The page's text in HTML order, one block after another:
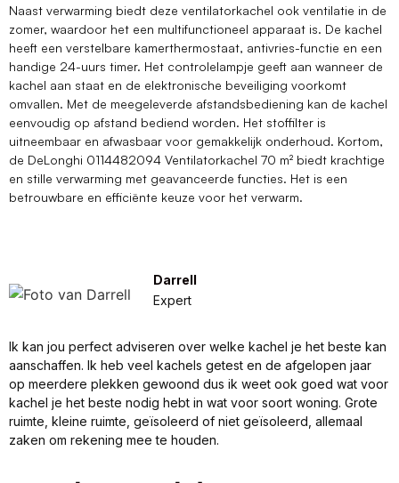
Naast verwarming biedt deze ventilatorkachel ook ventilatie in de
zomer, waardoor het een multifunctioneel apparaat is. De kachel
heeft een verstelbare kamerthermostaat, antivries-functie en een
handige 24-uurs timer. Het controlelampje geeft aan wanneer de
kachel aan staat en de elektronische beveiliging voorkomt
omvallen. Met de meegeleverde afstandsbediening kan de kachel
eenvoudig op afstand bediend worden. Het stoffilter is
uitneembaar en afwasbaar voor gemakkelijk onderhoud. Kortom,
de DeLonghi 0114482094 Ventilatorkachel 70 m² biedt krachtige
en stille verwarming met geavanceerde functies. Het is een
betrouwbare en efficiënte keuze voor het verwarm.
Darrell
Expert
Ik kan jou perfect adviseren over welke kachel je het beste kan
aanschaffen. Ik heb veel kachels getest en de afgelopen jaar
op meerdere plekken gewoond dus ik weet ook goed wat voor
kachel je het beste nodig hebt in wat voor soort woning. Grote
ruimte, kleine ruimte, geïsoleerd of niet geïsoleerd, allemaal
zaken om rekening mee te houden.